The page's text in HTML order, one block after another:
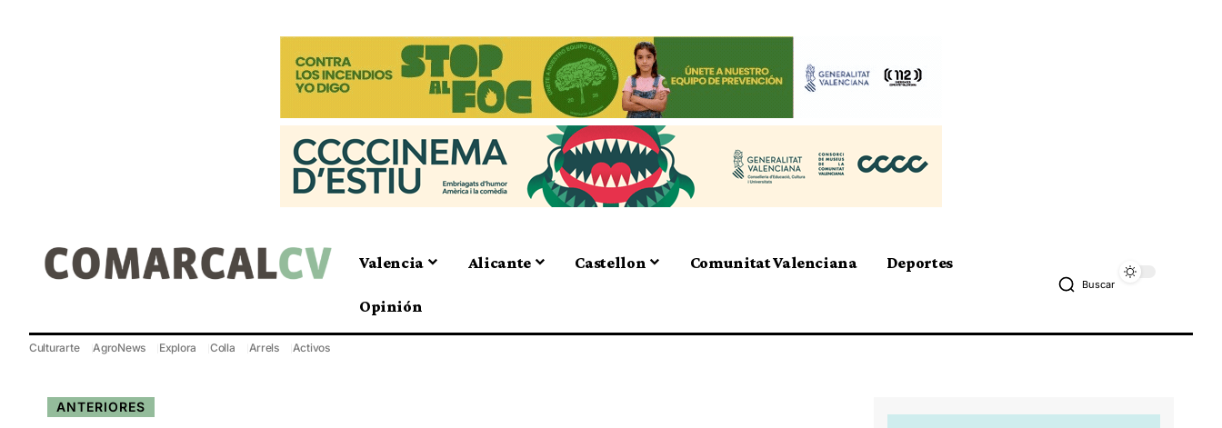
Valencia Alicante Castellon Comunitat Valenciana Deportes
Opinión
Buscar
Culturarte AgroNews Explora Colla Arrels Activos
ANTERIORES